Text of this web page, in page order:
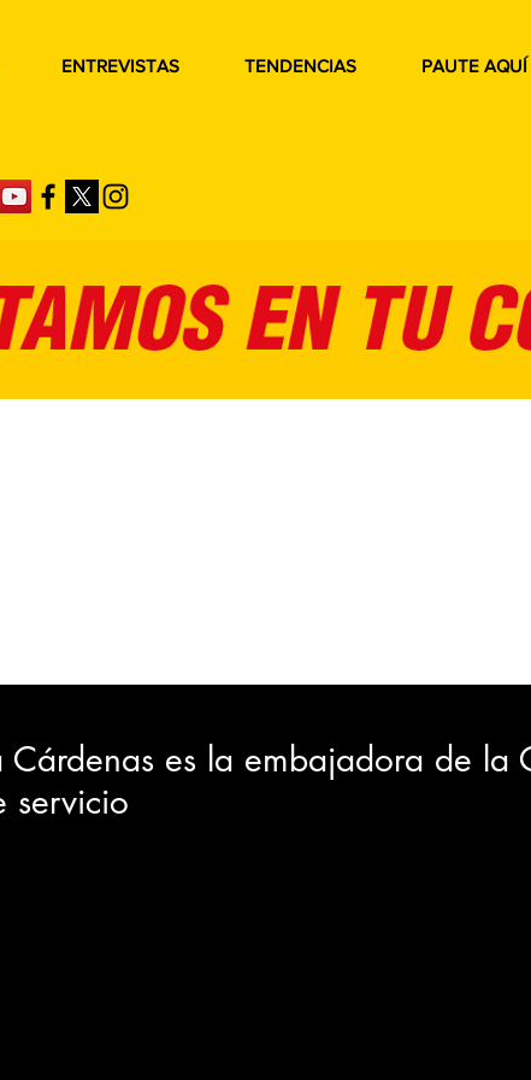
ENTREVISTAS TENDENCIAS PAUTE AQUÍ
Cárdenas es la embajadora de la
servicio